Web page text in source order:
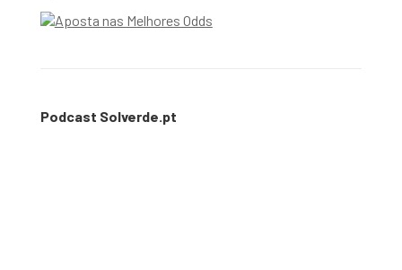
Podcast Solverde.pt